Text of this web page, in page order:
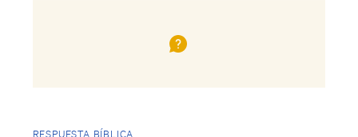
RESPUESTA BÍBLICA